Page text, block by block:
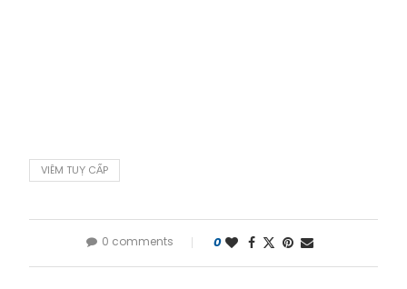
VIÊM TUỴ CẤP
0 comments 0